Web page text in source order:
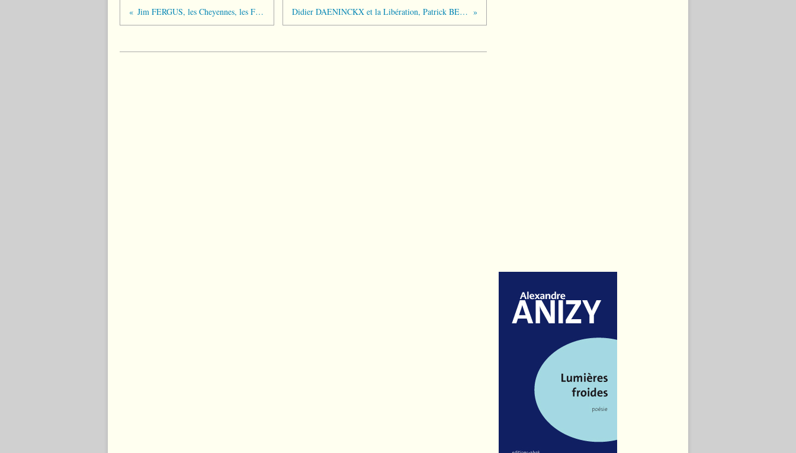
Jim FERGUS, les Cheyennes, les Femmes blanches Didier DAENINCKX et la Libération, Patrick BESSON en embuscade